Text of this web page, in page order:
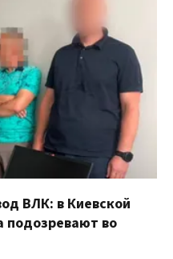
ВЛК: в Киевской
подозревают во